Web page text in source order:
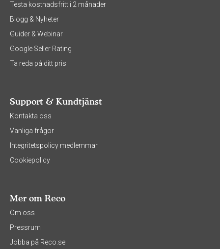
Testa kostnadsfritt i 2 månader
Blogg & Nyheter
Guider & Webinar
Google Seller Rating
Ta reda på ditt pris
Support & Kundtjänst
Kontakta oss
Vanliga frågor
Integritetspolicy medlemmar
Cookiepolicy
Mer om Reco
Om oss
Pressrum
Jobba på Reco.se